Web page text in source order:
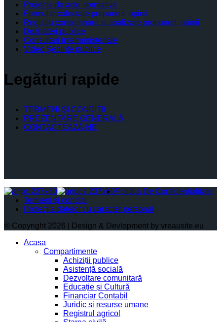
Proiecte de acte normative
Formular colectare propuneri, opinii
Registru consemnare si analizare propuneri, opinii
Dezbateri publice
Consultari interministeriale
Video Şedinţe publice
Legături rapide
TERMENI ŞI CONDIŢII
PREZENTARE GENERALĂ
CONTACTEAZĂ-NE
Politica De Confidențialitate
Termeni și condiții
Protectia datelor cu caracter personal
© Copyright 2026 | Design & Devlopment by vreausite.eu
Acasa
Compartimente
Achiziții publice
Asistență socială
Dezvoltare comunitară
Educație și Cultură
Financiar Contabil
Juridic si resurse umane
Registrul agricol